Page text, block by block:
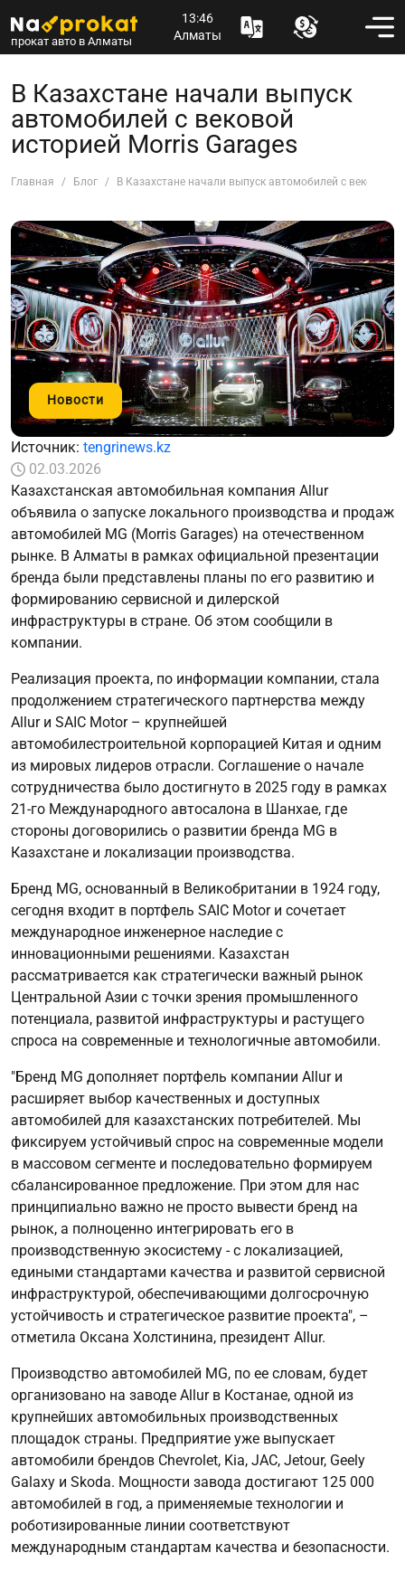
прокат авто в Алматы
13:46
Алматы
В Казахстане начали выпуск
автомобилей с вековой
историей Morris Garages
Главная Блог В Казахстане начали выпуск автомобилей с вековой
Новости
Источник: tengrinews.kz
02.03.2026
Казахстанская автомобильная компания Allur
объявила о запуске локального производства и продаж
автомобилей MG (Morris Garages) на отечественном
рынке. В Алматы в рамках официальной презентации
бренда были представлены планы по его развитию и
формированию сервисной и дилерской
инфраструктуры в стране. Об этом сообщили в
компании.
Реализация проекта, по информации компании, стала
продолжением стратегического партнерства между
Allur и SAIC Motor – крупнейшей
автомобилестроительной корпорацией Китая и одним
из мировых лидеров отрасли. Соглашение о начале
сотрудничества было достигнуто в 2025 году в рамках
21-го Международного автосалона в Шанхае, где
стороны договорились о развитии бренда MG в
Казахстане и локализации производства.
Бренд MG, основанный в Великобритании в 1924 году,
сегодня входит в портфель SAIC Motor и сочетает
международное инженерное наследие с
инновационными решениями. Казахстан
рассматривается как стратегически важный рынок
Центральной Азии с точки зрения промышленного
потенциала, развитой инфраструктуры и растущего
спроса на современные и технологичные автомобили.
"Бренд MG дополняет портфель компании Allur и
расширяет выбор качественных и доступных
автомобилей для казахстанских потребителей. Мы
фиксируем устойчивый спрос на современные модели
в массовом сегменте и последовательно формируем
сбалансированное предложение. При этом для нас
принципиально важно не просто вывести бренд на
рынок, а полноценно интегрировать его в
производственную экосистему - с локализацией,
едиными стандартами качества и развитой сервисной
инфраструктурой, обеспечивающими долгосрочную
устойчивость и стратегическое развитие проекта", –
отметила Оксана Холстинина, президент Allur.
Производство автомобилей MG, по ее словам, будет
организовано на заводе Allur в Костанае, одной из
крупнейших автомобильных производственных
площадок страны. Предприятие уже выпускает
автомобили брендов Chevrolet, Kia, JAC, Jetour, Geely
Galaxy и Skoda. Мощности завода достигают 125 000
автомобилей в год, а применяемые технологии и
роботизированные линии соответствуют
международным стандартам качества и безопасности.